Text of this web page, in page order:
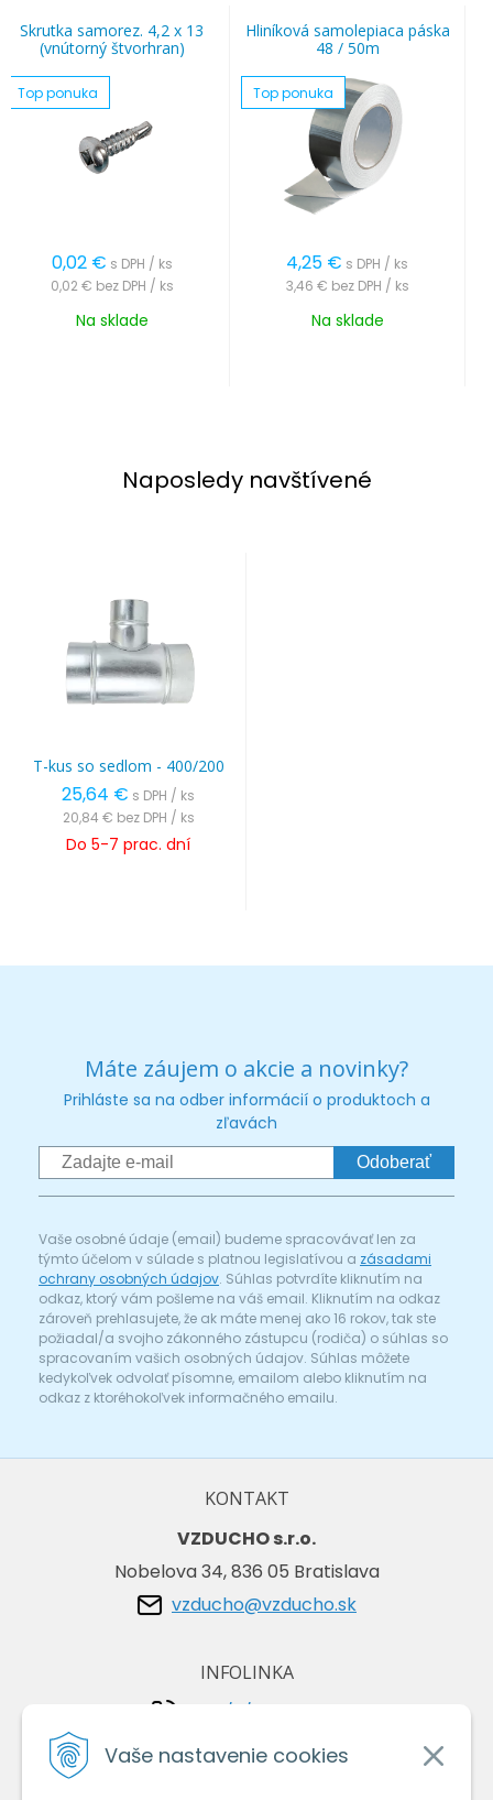
Vaše nastavenie cookies
Skrutka samorez. 4,2 x 13
(vnútorný štvorhran)
Top ponuka
0,02 € s DPH / ks
0,02 € bez DPH / ks
Na sklade
Hliníková samolepiaca páska
48 / 50m
Top ponuka
4,25 € s DPH / ks
3,46 € bez DPH / ks
Na sklade
Naposledy navštívené
T-kus so sedlom - 400/200
25,64 € s DPH / ks
20,84 € bez DPH / ks
Do 5-7 prac. dní
Máte záujem o akcie a novinky?
Prihláste sa na odber informácií o produktoch a
zľavách
Odoberať
Vaše osobné údaje (email) budeme spracovávať len za
týmto účelom v súlade s platnou legislatívou a zásadami
ochrany osobných údajov. Súhlas potvrdíte kliknutím na
odkaz, ktorý vám pošleme na váš email. Kliknutím na odkaz
zároveň prehlasujete, že ak máte menej ako 16 rokov, tak ste
požiadal/a svojho zákonného zástupcu (rodiča) o súhlas so
spracovaním vašich osobných údajov. Súhlas môžete
kedykoľvek odvolať písomne, emailom alebo kliknutím na
odkaz z ktoréhokoľvek informačného emailu.
KONTAKT
VZDUCHO s.r.o.
Nobelova 34, 836 05 Bratislava
vzducho@vzducho.sk
INFOLINKA
+421/2/4464 0134
+421/903 729 042